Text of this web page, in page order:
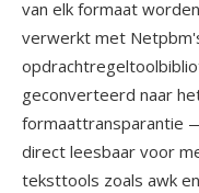
van elk formaat
verwerkt met
geconverteerd naar
formaattransparantie
direct leesbaar voor
teksttools zoals awk